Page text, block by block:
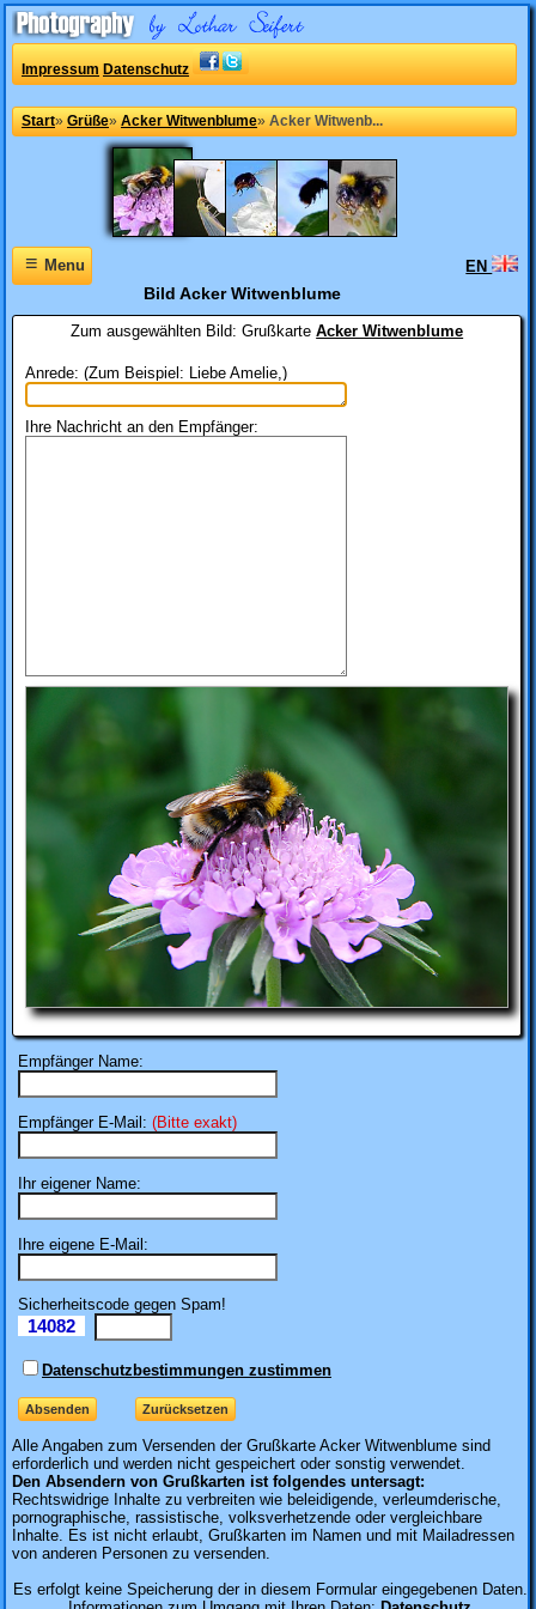
Impressum Datenschutz
Start» Grüße» Acker Witwenblume» Acker Witwenb...
≡Menu EN
Bild Acker Witwenblume
Zum ausgewählten Bild:GrußkarteAcker Witwenblume
Anrede: (Zum Beispiel: Liebe Amelie,)
Ihre Nachricht an den Empfänger:
Empfänger Name:
Empfänger E-Mail: (Bitte exakt)
Ihr eigener Name:
Ihre eigene E-Mail:
Sicherheitscode gegen Spam!
14082
Datenschutzbestimmungen zustimmen
Alle Angaben zum Versenden der Grußkarte Acker Witwenblume sind
erforderlich und werden nicht gespeichert oder sonstig verwendet.
Den Absendern von Grußkarten ist folgendes untersagt:
Rechtswidrige Inhalte zu verbreiten wie beleidigende, verleumderische,
pornographische, rassistische, volksverhetzende oder vergleichbare
Inhalte. Es ist nicht erlaubt, Grußkarten im Namen und mit Mailadressen
von anderen Personen zu versenden.
Es erfolgt keine Speicherung der in diesem Formular eingegebenen Daten.